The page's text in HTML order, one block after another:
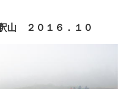
山 ２０１６．１０